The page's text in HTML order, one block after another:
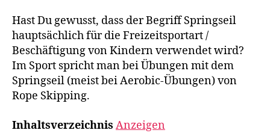
Hast Du gewusst, dass der Begriff Springseil
hauptsächlich für die Freizeitsportart /
Beschäftigung von Kindern verwendet wird?
Im Sport spricht man bei Übungen mit dem
Springseil (meist bei Aerobic-Übungen) von
Rope Skipping.
Inhaltsverzeichnis Anzeigen